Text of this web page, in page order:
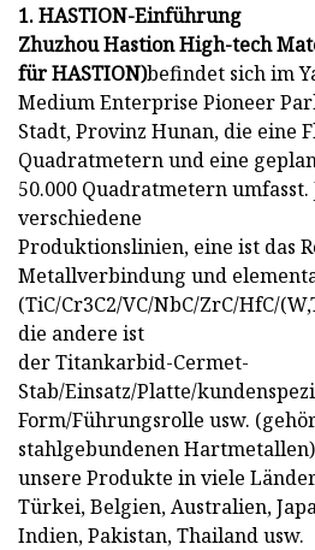
1. HASTION-Einführung
Zhuzhou Hastion High-tech
für HASTION)befindet sich im
Medium Enterprise Pioneer
Stadt, Provinz Hunan, die eine
Quadratmetern und eine
50.000 Quadratmetern umfasst.
verschiedene
Produktionslinien, eine ist das
Metallverbindung und
(TiC/Cr3C2/VC/NbC/ZrC/HfC/
die andere ist
der Titankarbid-Cermet-
Stab/Einsatz/Platte/
Form/Führungsrolle usw.
stahlgebundenen
unsere Produkte in viele
Türkei, Belgien, Australien,
Indien, Pakistan, Thailand usw.